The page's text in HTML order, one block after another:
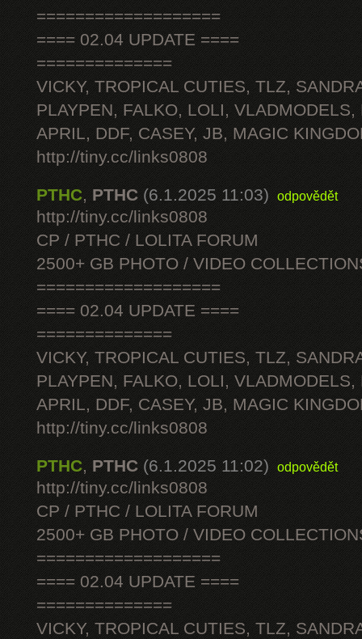
===================
==== 02.04 UPDATE ====
==============
VICKY, TROPICAL CUTIES, TLZ,
PLAYPEN, FALKO, LOLI, VLADMODELS,
APRIL, DDF, CASEY, JB, MAGIC
http://tiny.cc/links0808
PTHC, PTHC (6.1.2025 11:03) odpovědět
http://tiny.cc/links0808
CP / PTHC / LOLITA FORUM
2500+ GB PHOTO / VIDEO
===================
==== 02.04 UPDATE ====
==============
VICKY, TROPICAL CUTIES, TLZ,
PLAYPEN, FALKO, LOLI, VLADMODELS,
APRIL, DDF, CASEY, JB, MAGIC
http://tiny.cc/links0808
PTHC, PTHC (6.1.2025 11:02) odpovědět
http://tiny.cc/links0808
CP / PTHC / LOLITA FORUM
2500+ GB PHOTO / VIDEO
===================
==== 02.04 UPDATE ====
==============
VICKY, TROPICAL CUTIES, TLZ,